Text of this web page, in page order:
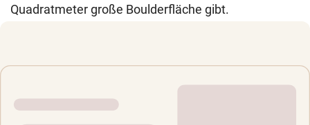
Quadratmeter große Boulderfläche gibt.